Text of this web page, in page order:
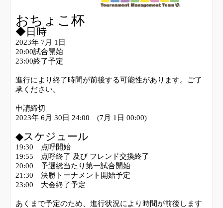
おちょこ杯
◆日時
2023年 7月 1日
20:00試合開始
23:00終了予定
進行により終了時間が前後する可能性があります。ご了
承ください。
申請締切
2023年 6月 30日 24:00 (7月 1日 00:00)
◆スケジュール
19:30 点呼開始
19:55 点呼終了 及び フレンド交換終了
20:00 予選総当たり第一試合開始
21:30 決勝トーナメント開始予定
23:00 大会終了予定
あくまで予定のため、進行状況により時間が前後します